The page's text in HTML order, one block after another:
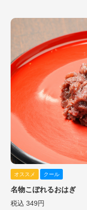
オススメ クール
名物こぼれるおはぎ
税込 349円